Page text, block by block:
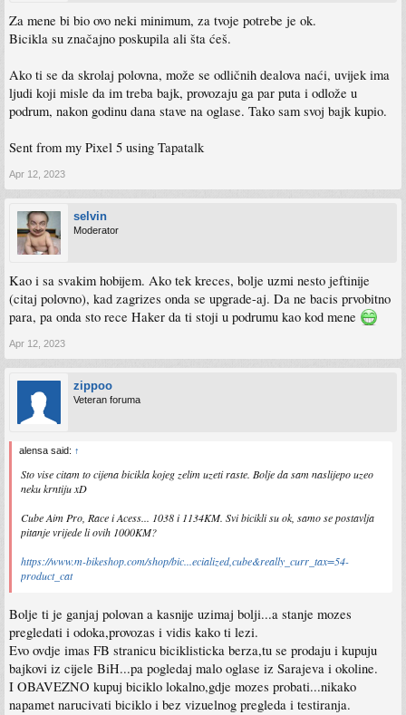
Skickat från min iPhone med Tapatalk
Za mene bi bio ovo neki minimum, za tvoje potrebe je ok.
Bicikla su značajno poskupila ali šta ćeš.
Ako ti se da skrolaj polovna, može se odličnih dealova naći, uvijek ima
ljudi koji misle da im treba bajk, provozaju ga par puta i odlože u
podrum, nakon godinu dana stave na oglase. Tako sam svoj bajk kupio.
Sent from my Pixel 5 using Tapatalk
Apr 12, 2023
selvin
Moderator
Kao i sa svakim hobijem. Ako tek kreces, bolje uzmi nesto jeftinije
(citaj polovno), kad zagrizes onda se upgrade-aj. Da ne bacis prvobitno
para, pa onda sto rece Haker da ti stoji u podrumu kao kod mene
Apr 12, 2023
zippoo
Veteran foruma
alensa said: ↑
Sto vise citam to cijena bicikla kojeg zelim uzeti raste. Bolje da sam naslijepo uzeo
neku krntiju xD
Cube Aim Pro, Race i Acess... 1038 i 1134KM. Svi bicikli su ok, samo se postavlja
pitanje vrijede li ovih 1000KM?
https://www.m-bikeshop.com/shop/bic...ecialized,cube&really_curr_tax=54-
product_cat
Bolje ti je ganjaj polovan a kasnije uzimaj bolji...a stanje mozes
pregledati i odoka,provozas i vidis kako ti lezi.
Evo ovdje imas FB stranicu biciklisticka berza,tu se prodaju i kupuju
bajkovi iz cijele BiH...pa pogledaj malo oglase iz Sarajeva i okoline.
I OBAVEZNO kupuj biciklo lokalno,gdje mozes probati...nikako
napamet narucivati biciklo i bez vizuelnog pregleda i testiranja.